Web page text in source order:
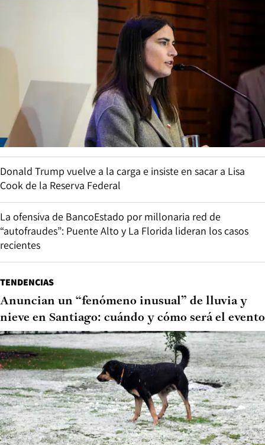
Donald Trump vuelve a la carga e insiste en sacar a Lisa
Cook de la Reserva Federal
La ofensiva de BancoEstado por millonaria red de
“autofraudes”: Puente Alto y La Florida lideran los casos
recientes
TENDENCIAS
Anuncian un “fenómeno inusual” de lluvia y
nieve en Santiago: cuándo y cómo será el evento